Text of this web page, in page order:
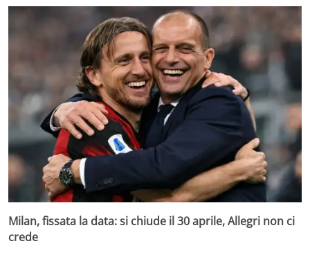
Milan, fissata la data: si chiude il 30 aprile, Allegri non ci
crede